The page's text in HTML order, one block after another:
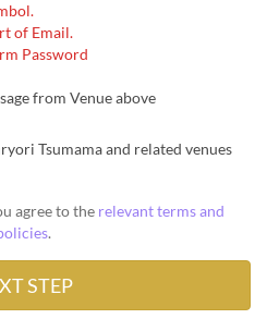
of Email.
Password
from Venue above
Tsumama and related venues
agree to the relevant terms and
.